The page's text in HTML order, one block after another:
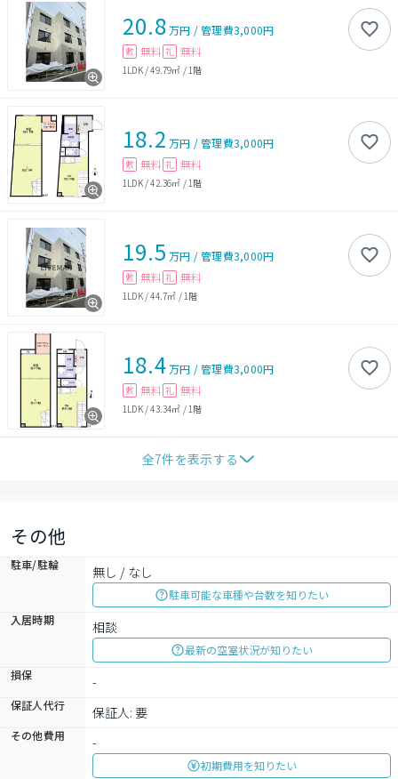
20.8万円 /管理費3,000円
敷 無料 礼 無料
1LDK/49.79㎡ / 1階
18.2 万円 /管理費3,000円
敷 無料 礼 無料
1LDK/42.36㎡ / 1階
19.5 万円 /管理費3,000円
敷 無料 礼 無料
1LDK/44.7㎡ / 1階
18.4万円 /管理費3,000円
敷 無料 礼 無料
1LDK/43.34㎡ / 1階
全7件を表示する
その他
駐車/駐輪 無し / なし
駐車可能な車種や台数を知りたい
入居時期
相談
最新の空室状況が知りたい
損保
-
保証人代行 保証人: 要
その他費用 -
初期費用を知りたい